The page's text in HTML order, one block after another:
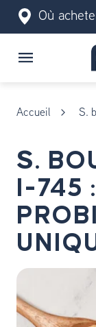
Où
Accueil S.
S.
I-745